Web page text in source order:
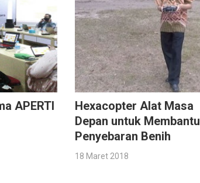
APERTI
Hexacopter Alat Masa
Depan untuk Membantu
Penyebaran Benih
18 Maret 2018